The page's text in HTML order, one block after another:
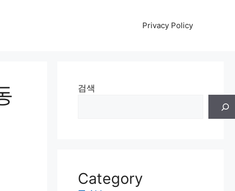
Privacy Policy
검색
Category